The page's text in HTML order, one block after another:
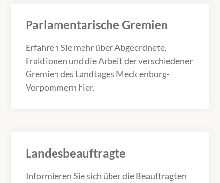
Parlamentarische Gremien
Erfahren Sie mehr über Abgeordnete,
Fraktionen und die Arbeit der verschiedenen
Gremien des Landtages Mecklenburg-
Vorpommern hier.
Landesbeauftragte
Informieren Sie sich über dieBeauftragten